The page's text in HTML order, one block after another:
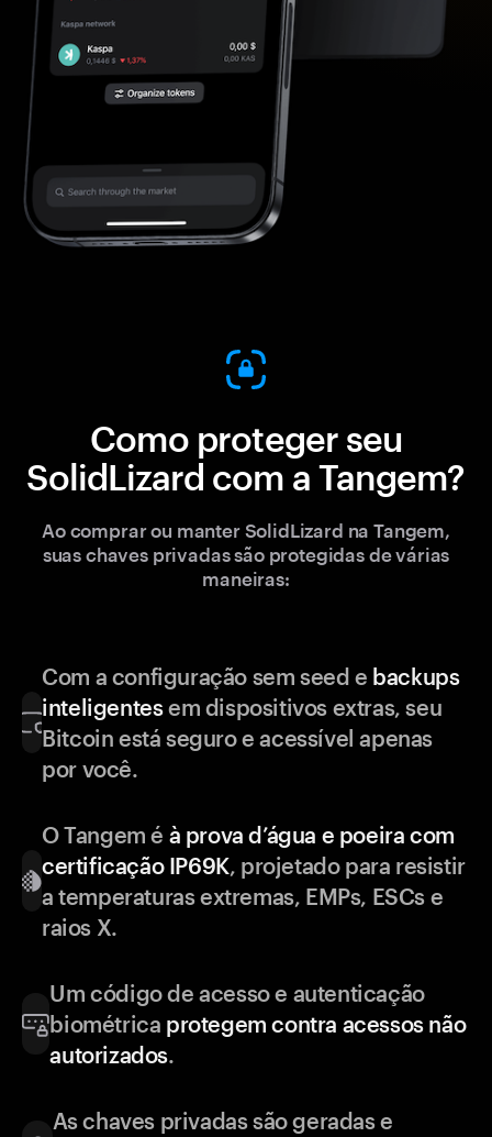
Como proteger seu
SolidLizard com a Tangem?
Ao comprar ou manter SolidLizard na Tangem,
suas chaves privadas são protegidas de várias
maneiras:
Com a configuração sem seed e backups
inteligentesem dispositivos extras, seu
Bitcoin está seguro e acessível apenas
por você.
O Tangem é à prova d’água e poeira com
certificação IP69K, projetado para resistir
a temperaturas extremas, EMPs, ESCs e
raios X.
Um código de acesso e autenticação
biométrica protegem contra acessos não
autorizados.
As chaves privadas são geradas e